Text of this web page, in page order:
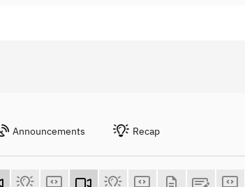
Announcements Recap